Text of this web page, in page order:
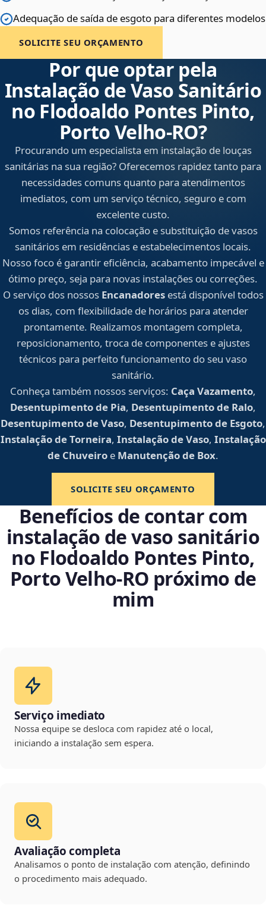
Adequação de saída de esgoto para diferentes modelos
SOLICITE SEU ORÇAMENTO
Por que optar pela
Instalação de Vaso Sanitário
no Flodoaldo Pontes Pinto,
Porto Velho‑RO?
Procurando um especialista em instalação de louças
sanitárias na sua região? Oferecemos rapidez tanto para
necessidades comuns quanto para atendimentos
imediatos, com um serviço técnico, seguro e com
excelente custo.
Somos referência na colocação e substituição de vasos
sanitários em residências e estabelecimentos locais.
Nosso foco é garantir eficiência, acabamento impecável e
ótimo preço, seja para novas instalações ou correções.
O serviço dos nossos Encanadoresestá disponível todos
os dias, com flexibilidade de horários para atender
prontamente. Realizamos montagem completa,
reposicionamento, troca de componentes e ajustes
técnicos para perfeito funcionamento do seu vaso
sanitário.
Conheça também nossos serviços: Caça Vazamento,
Desentupimento de Pia, Desentupimento de Ralo,
Desentupimento de Vaso, Desentupimento de Esgoto,
Instalação de Torneira, Instalação de Vaso, Instalação
de Chuveiro e Manutenção de Box.
SOLICITE SEU ORÇAMENTO
Benefícios de contar com
instalação de vaso sanitário
no Flodoaldo Pontes Pinto,
Porto Velho‑RO próximo de
mim
Serviço imediato
Nossa equipe se desloca com rapidez até o local,
iniciando a instalação sem espera.
Avaliação completa
Analisamos o ponto de instalação com atenção, definindo
o procedimento mais adequado.